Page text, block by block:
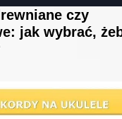
czy
jak wybrać,